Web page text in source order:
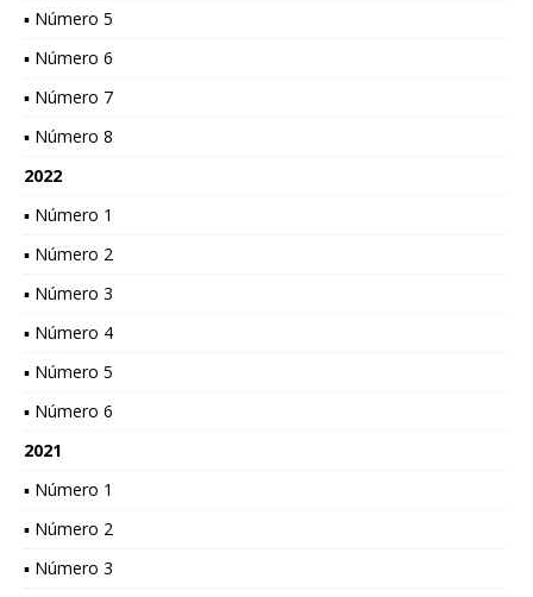
▪ Número 5
▪ Número 6
▪ Número 7
▪ Número 8
2022
▪ Número 1
▪ Número 2
▪ Número 3
▪ Número 4
▪ Número 5
▪ Número 6
2021
▪ Número 1
▪ Número 2
▪ Número 3